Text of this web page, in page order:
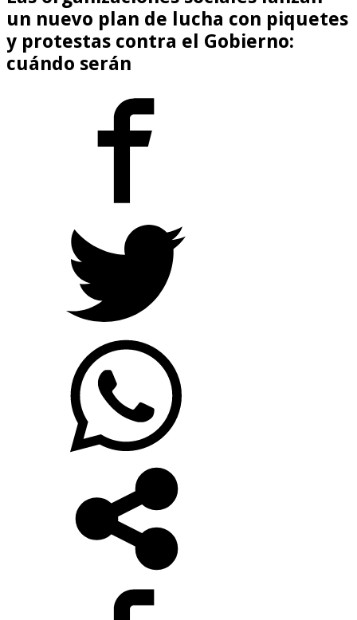
un nuevo plan de lucha con piquetes
y protestas contra el Gobierno:
cuándo serán